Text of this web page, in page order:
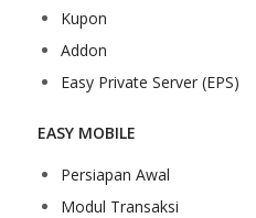
Kupon
Addon
Easy Private Server (EPS)
EASY MOBILE
Persiapan Awal
Modul Transaksi